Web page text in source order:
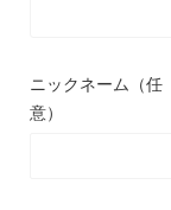
ニックネーム（任
意）